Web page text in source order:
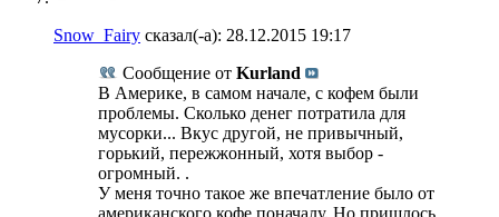
Snow_Fairy сказал(-а): 28.12.2015 19:17
Сообщение от Kurland
В Америке, в самом начале, с кофем были
проблемы. Сколько денег потратила для
мусорки... Вкус другой, не привычный,
горький, пережжонный, хотя выбор -
огромный. .
У меня точно такое же впечатление было от